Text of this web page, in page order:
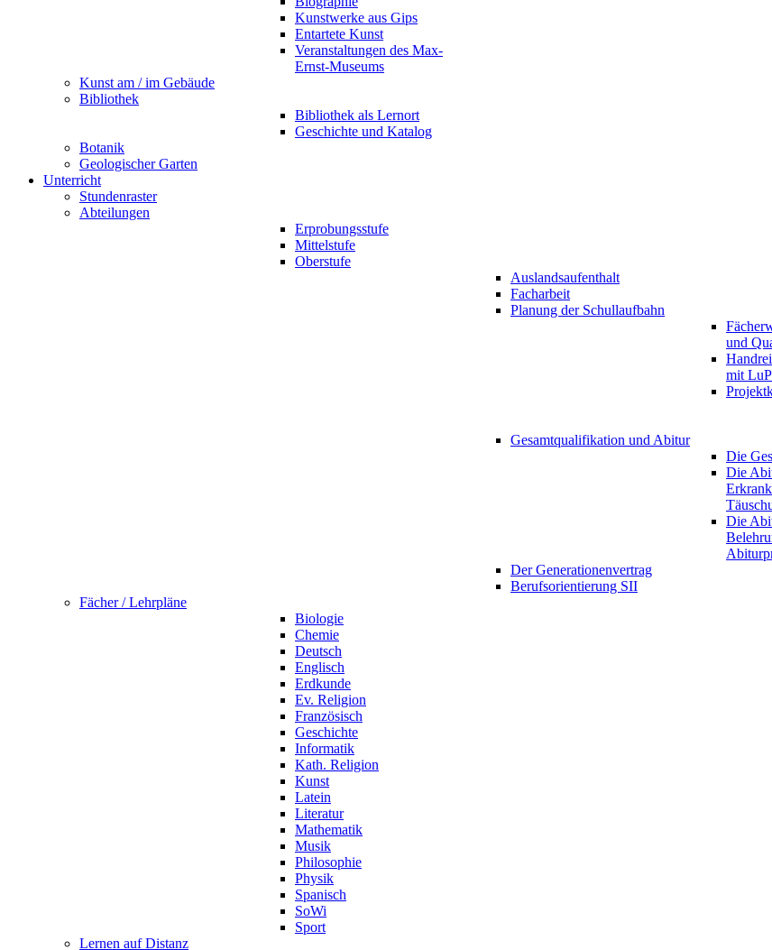
Kunstwerke aus Gips
Entartete Kunst
Veranstaltungen des Max-
Ernst-Museums
Kunst am / im Gebäude
Bibliothek
Bibliothek als Lernort
Geschichte und Katalog
Botanik
Geologischer Garten
Unterricht
Stundenraster
Abteilungen
Erprobungsstufe
Mittelstufe
Oberstufe
Auslandsaufenthalt
Facharbeit
Planung der Schullaufbahn
und
mit
Gesamtqualifikation und Abitur
Die
Die
Die
Der Generationenvertrag
Berufsorientierung SII
Fächer / Lehrpläne
Biologie
Chemie
Deutsch
Englisch
Erdkunde
Ev. Religion
Französisch
Geschichte
Informatik
Kath. Religion
Kunst
Latein
Literatur
Mathematik
Musik
Philosophie
Physik
Spanisch
SoWi
Sport
Lernen auf Distanz